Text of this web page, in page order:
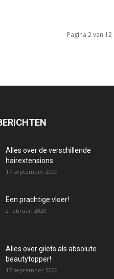
Pagina 2 van 12
Alles over de verschillende
hairextensions
17 september 2020
Een prachtige vloer!
2 februari 2020
Alles over gilets als absolute
beautytopper!
17 september 2020